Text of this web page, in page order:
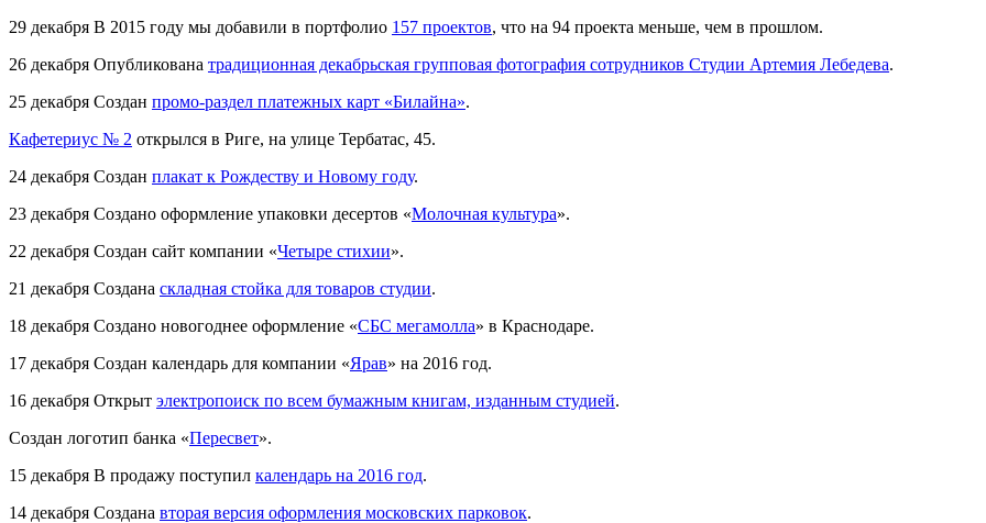
29 декабря В 2015 году мы добавили в портфолио 157 проектов, что на 94 проекта меньше, чем в прошлом.
26 декабря Опубликована традиционная декабрьская групповая фотография сотрудников Студии Артемия Лебедева.
25 декабря Создан промо-раздел платежных карт «Билайна».
Кафетериус № 2 открылся в Риге, на улице Тербатас, 45.
24 декабря Создан плакат к Рождеству и Новому году.
23 декабря Создано оформление упаковки десертов «Молочная культура».
22 декабря Создан сайт компании «Четыре стихии».
21 декабря Создана складная стойка для товаров студии.
18 декабря Создано новогоднее оформление «СБС мегамолла» в Краснодаре.
17 декабря Создан календарь для компании «Ярав» на 2016 год.
16 декабря Открыт электропоиск по всем бумажным книгам, изданным студией.
Создан логотип банка «Пересвет».
15 декабря В продажу поступил календарь на 2016 год.
14 декабря Создана вторая версия оформления московских парковок.